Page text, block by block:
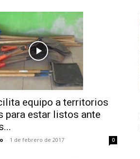
equipo a territorios
para estar listos ante
- 1 de febrero de 2017 0